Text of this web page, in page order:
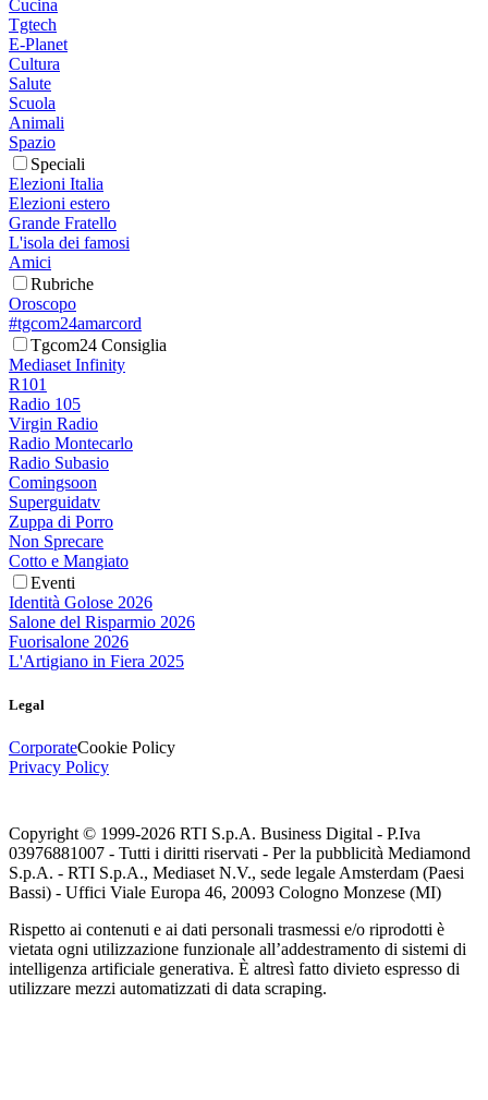
Cucina
Tgtech
E-Planet
Cultura
Salute
Scuola
Animali
Spazio
Speciali
Elezioni Italia
Elezioni estero
Grande Fratello
L'isola dei famosi
Amici
Rubriche
Oroscopo
#tgcom24amarcord
Tgcom24 Consiglia
Mediaset Infinity
R101
Radio 105
Virgin Radio
Radio Montecarlo
Radio Subasio
Comingsoon
Superguidatv
Zuppa di Porro
Non Sprecare
Cotto e Mangiato
Eventi
Identità Golose 2026
Salone del Risparmio 2026
Fuorisalone 2026
L'Artigiano in Fiera 2025
Legal
CorporateCookie Policy
Privacy Policy
Copyright © 1999-2026 RTI S.p.A. Business Digital - P.Iva
03976881007 - Tutti i diritti riservati - Per la pubblicità Mediamond
S.p.A. - RTI S.p.A., Mediaset N.V., sede legale Amsterdam (Paesi
Bassi) - Uffici Viale Europa 46, 20093 Cologno Monzese (MI)
Rispetto ai contenuti e ai dati personali trasmessi e/o riprodotti è
vietata ogni utilizzazione funzionale all’addestramento di sistemi di
intelligenza artificiale generativa. È altresì fatto divieto espresso di
utilizzare mezzi automatizzati di data scraping.